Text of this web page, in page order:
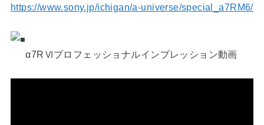
https://www.sony.jp/ichigan/a-universe/special_a7RM6/
α7RⅥプロフェッショナルインプレッション動画